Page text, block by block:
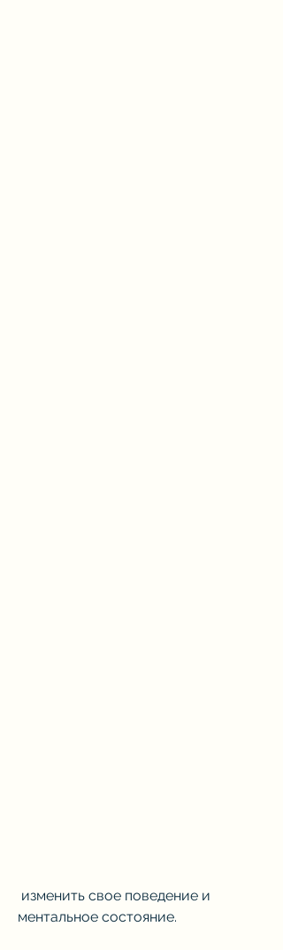
ментальное состояние.